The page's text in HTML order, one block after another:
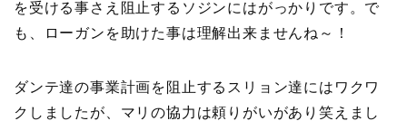
を受ける事さえ阻止するソジンにはがっかりです。で
も、ローガンを助けた事は理解出来ませんね～！
ダンテ達の事業計画を阻止するスリョン達にはワクワ
クしましたが、マリの協力は頼りがいがあり笑えまし